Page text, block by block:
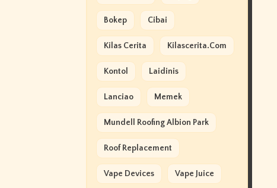
Bokep Cibai
Kilas Cerita Kilascerita.com
Kontol Laidinis
Lanciao Memek
Mundell Roofing Albion Park
Roof Replacement
Vape Devices Vape Juice